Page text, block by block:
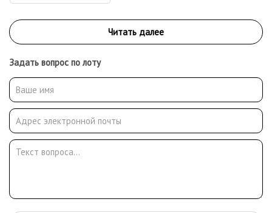
Задать вопрос по лоту